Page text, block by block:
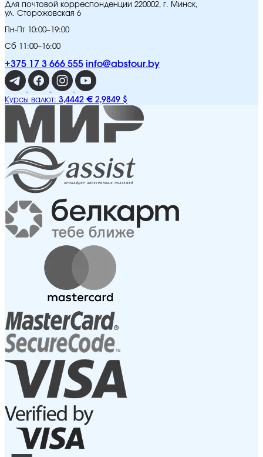
Для почтовой корреспонденции 220002, г. Минск,
ул. Сторожовская 6
Пн-Пт 10:00–19:00
Сб 11:00–16:00
+375 17 3 666 555 info@abstour.by
Курсы валют: 3,4442 € 2,9849 $